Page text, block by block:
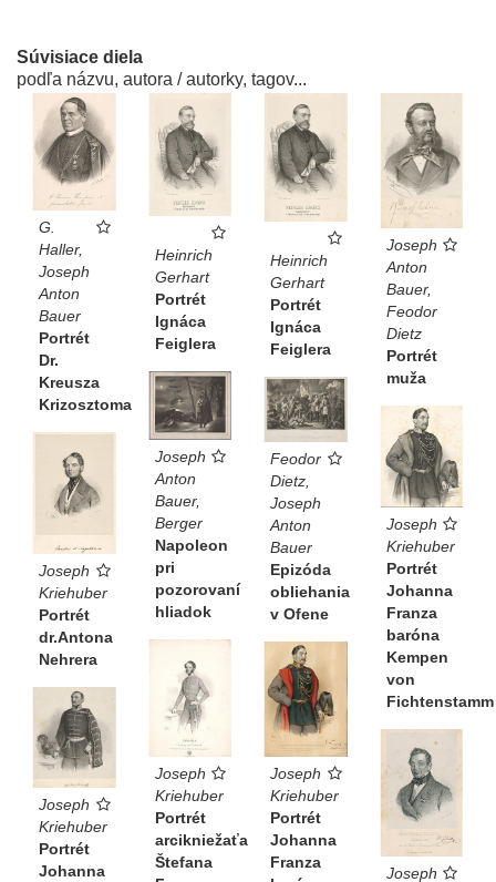
Súvisiace diela
podľa názvu, autora / autorky, tagov...
G.
Haller,
Joseph
Anton
Bauer
Portrét
Dr.
Kreusza
Krizosztoma
Heinrich
Gerhart
Portrét
Ignáca
Feiglera
Heinrich
Gerhart
Portrét
Ignáca
Feiglera
Joseph
Anton
Bauer,
Feodor
Dietz
Portrét
muža
Joseph
Anton
Bauer,
Berger
Napoleon
pri
pozorovaní
hliadok
Feodor
Dietz,
Joseph
Anton
Bauer
Epizóda
obliehania
v Ofene
Joseph
Kriehuber
Portrét
Johanna
Franza
baróna
Kempen
von
Fichtenstamm
Joseph
Kriehuber
Portrét
dr.Antona
Nehrera
Joseph
Kriehuber
Portrét
arcikniežaťa
Štefana
Joseph
Kriehuber
Portrét
Johanna
Franza
Joseph
Kriehuber
Portrét
Johanna
Joseph